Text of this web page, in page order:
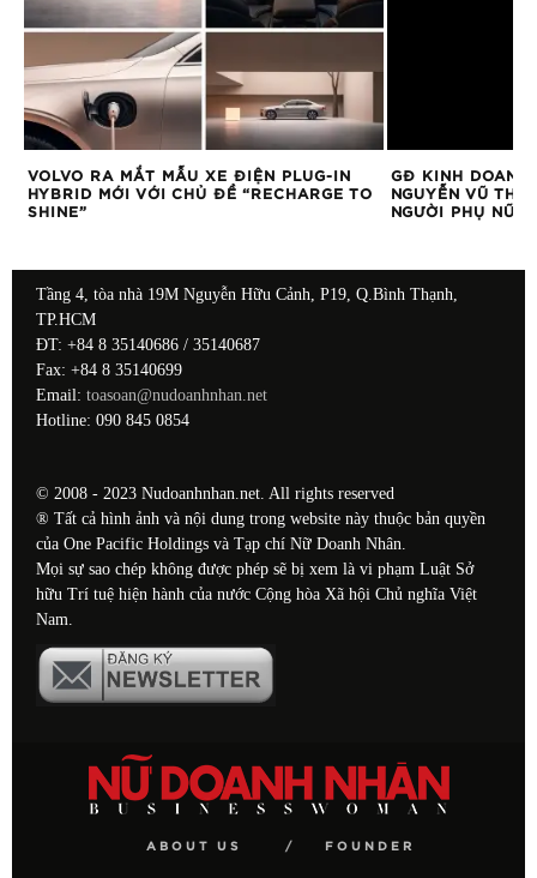
VOLVO RA MẮT MẪU XE ĐIỆN PLUG-IN
HYBRID MỚI VỚI CHỦ ĐỀ “RECHARGE TO
SHINE”
GĐ KINH DOANH
NGUYỄN VŨ
NGƯỜI PHỤ NỮ
Tầng 4, tòa nhà 19M Nguyễn Hữu Cảnh, P19, Q.Bình Thạnh,
TP.HCM
ĐT: +84 8 35140686 / 35140687
Fax: +84 8 35140699
Email: toasoan@nudoanhnhan.net
Hotline: 090 845 0854
© 2008 - 2023 Nudoanhnhan.net. All rights reserved
® Tất cả hình ảnh và nội dung trong website này thuộc bản quyền
của One Pacific Holdings và Tạp chí Nữ Doanh Nhân.
Mọi sự sao chép không được phép sẽ bị xem là vi phạm Luật Sở
hữu Trí tuệ hiện hành của nước Cộng hòa Xã hội Chủ nghĩa Việt
Nam.
ABOUT US FOUNDER